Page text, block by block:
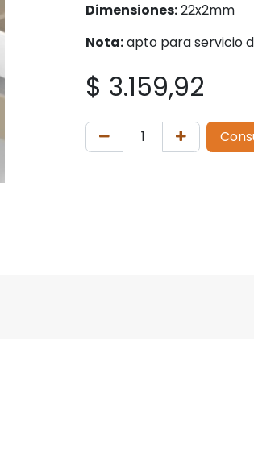
Dimensiones:22x2mm
Nota:apto para servicio
$ 3.159,92